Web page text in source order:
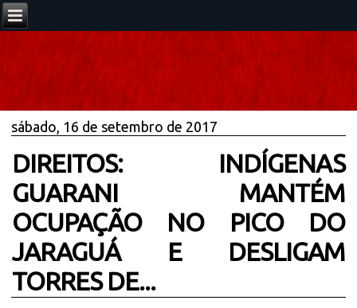
sábado, 16 de setembro de 2017
DIREITOS: INDÍGENAS
GUARANI MANTÉM
OCUPAÇÃO NO PICO DO
JARAGUÁ E DESLIGAM
TORRES DE...